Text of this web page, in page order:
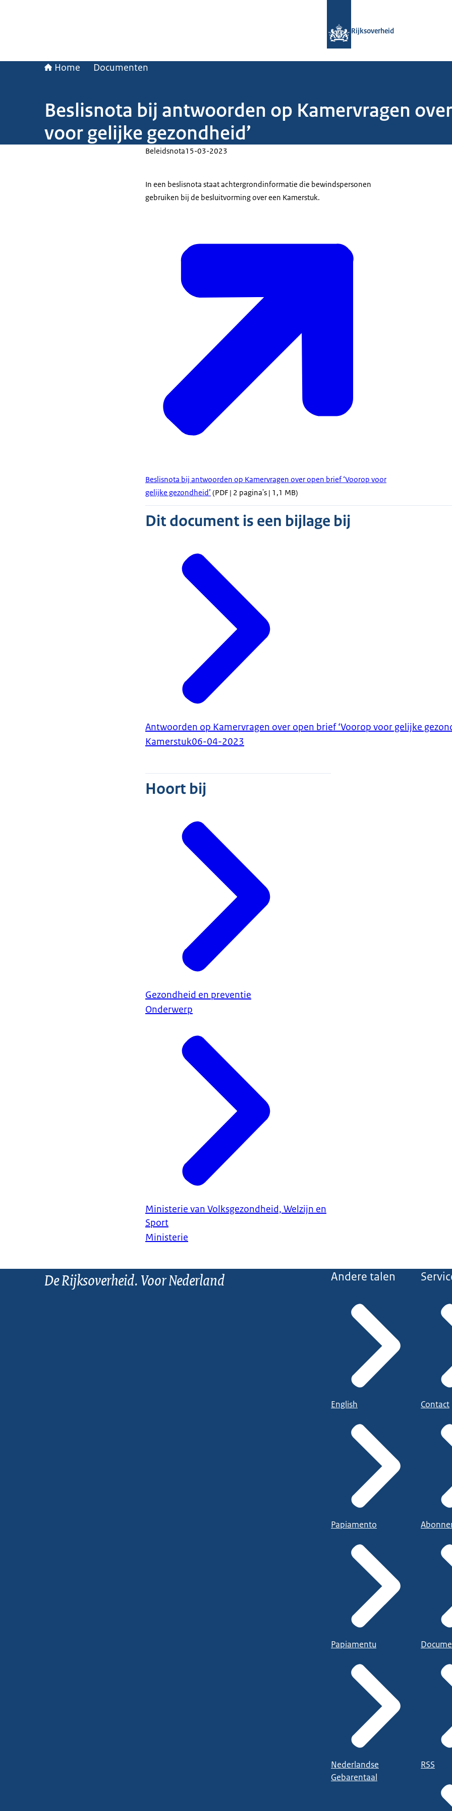
Rijksoverheid
Home Documenten
Beslisnota bij antwoorden op Kamervragen
voor gelijke gezondheid’
Beleidsnota15-03-2023
In een beslisnota staat achtergrondinformatie die bewindspersonen
gebruiken bij de besluitvorming over een Kamerstuk.
Beslisnota bij antwoorden op Kamervragen over open brief ‘Voorop voor
gelijke gezondheid’ (PDF | 2 pagina's | 1,1 MB)
Dit document is een bijlage bij
Antwoorden op Kamervragen over open brief ‘Voorop voor gelijke
Kamerstuk06-04-2023
Hoort bij
Gezondheid en preventie
Onderwerp
Ministerie van Volksgezondheid, Welzijn en
Sport
Ministerie
De Rijksoverheid. Voor Nederland Andere talen
English
Papiamento
Papiamentu
Nederlandse
Gebarentaal
Contact
RSS